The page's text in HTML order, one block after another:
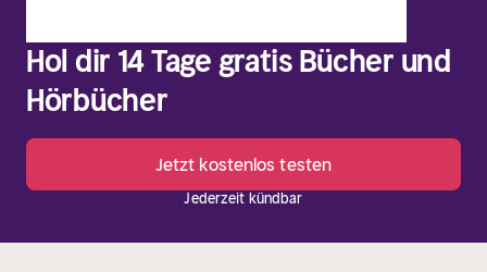
Hol dir 14 Tage gratis Bücher und
Hörbücher
Jetzt kostenlos testen
Jederzeit kündbar